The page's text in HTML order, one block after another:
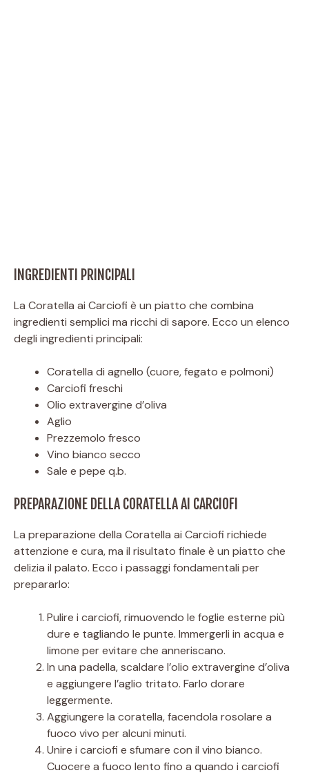
INGREDIENTI PRINCIPALI
La Coratella ai Carciofi è un piatto che combina
ingredienti semplici ma ricchi di sapore. Ecco un elenco
degli ingredienti principali:
Coratella di agnello (cuore, fegato e polmoni)
Carciofi freschi
Olio extravergine d’oliva
Aglio
Prezzemolo fresco
Vino bianco secco
Sale e pepe q.b.
PREPARAZIONE DELLA CORATELLA AI CARCIOFI
La preparazione della Coratella ai Carciofi richiede
attenzione e cura, ma il risultato finale è un piatto che
delizia il palato. Ecco i passaggi fondamentali per
prepararlo:
Pulire i carciofi, rimuovendo le foglie esterne più
dure e tagliando le punte. Immergerli in acqua e
limone per evitare che anneriscano.
In una padella, scaldare l’olio extravergine d’oliva
e aggiungere l’aglio tritato. Farlo dorare
leggermente.
Aggiungere la coratella, facendola rosolare a
fuoco vivo per alcuni minuti.
Unire i carciofi e sfumare con il vino bianco.
Cuocere a fuoco lento fino a quando i carciofi